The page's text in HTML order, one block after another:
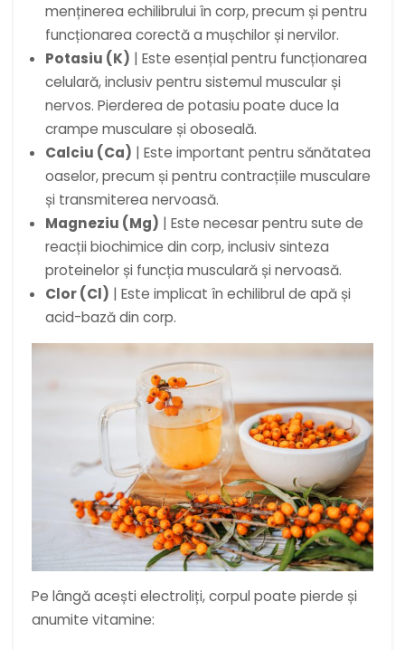
menținerea echilibrului în corp, precum și pentru
funcționarea corectă a mușchilor și nervilor.
Potasiu (K) | Este esențial pentru funcționarea
celulară, inclusiv pentru sistemul muscular și
nervos. Pierderea de potasiu poate duce la
crampe musculare și oboseală.
Calciu (Ca) | Este important pentru sănătatea
oaselor, precum și pentru contracțiile musculare
și transmiterea nervoasă.
Magneziu (Mg) | Este necesar pentru sute de
reacții biochimice din corp, inclusiv sinteza
proteinelor și funcția musculară și nervoasă.
Clor (Cl) | Este implicat în echilibrul de apă și
acid-bază din corp.
Pe lângă acești electroliți, corpul poate pierde și
anumite vitamine: